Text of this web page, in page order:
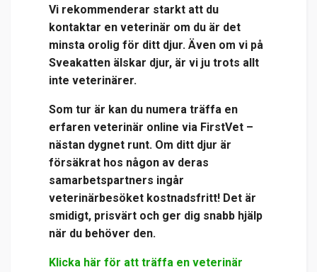
Vi rekommenderar starkt att du
kontaktar en veterinär om du är det
minsta orolig för ditt djur. Även om vi på
Sveakatten älskar djur, är vi ju trots allt
inte veterinärer.
Som tur är kan du numera träffa en
erfaren veterinär online via FirstVet –
nästan dygnet runt. Om ditt djur är
försäkrat hos någon av deras
samarbetspartners ingår
veterinärbesöket kostnadsfritt! Det är
smidigt, prisvärt och ger dig snabb hjälp
när du behöver den.
Klicka här för att träffa en veterinär